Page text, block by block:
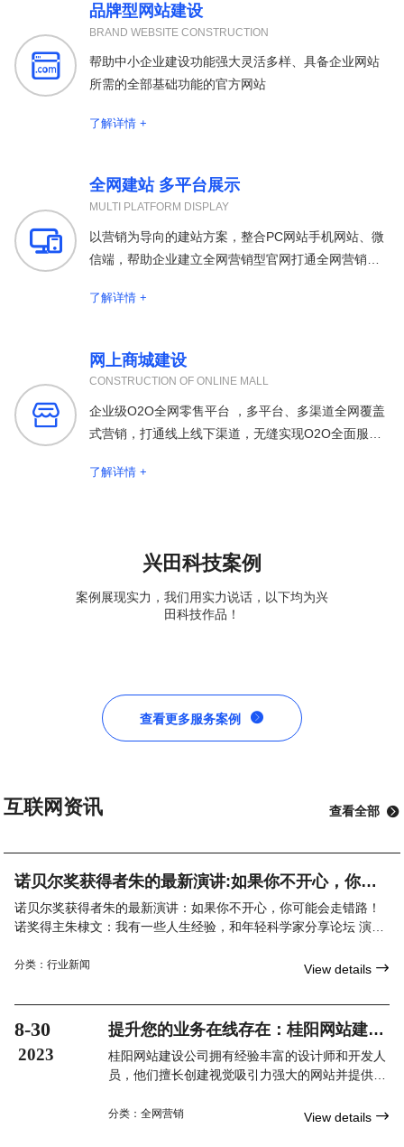

品牌型网站建设
BRAND WEBSITE CONSTRUCTION
帮助中小企业建设功能强大灵活多样、具备企业网站
所需的全部基础功能的官方网站
了解详情 +

全网建站 多平台展示
MULTI PLATFORM DISPLAY
以营销为导向的建站方案，整合PC网站手机网站、微
信端，帮助企业建立全网营销型官网打通全网营销渠
了解详情 +

网上商城建设
CONSTRUCTION OF ONLINE MALL
企业级O2O全网零售平台 ，多平台、多渠道全网覆盖
式营销，打通线上线下渠道，无缝实现O2O全面服务
了解详情 +
兴田科技案例
案例展现实力，我们用实力说话，以下均为兴
田科技作品！
查看更多服务案例 
互联网资讯 查看全部 
诺贝尔奖获得者朱的最新演讲:如果你不开心，你可
能会走错路！
诺贝尔奖获得者朱的最新演讲：如果你不开心，你可能会走错路！
诺奖得主朱棣文：我有一些人生经验，和年轻科学家分享论坛 演讲
分类： 行业新闻 View details 
8-30
2023
提升您的业务在线存在：桂阳网站建设
公司
桂阳网站建设公司拥有经验丰富的设计师和开发人
员，他们擅长创建视觉吸引力强大的网站并提供出
术，确保您的网站与时俱进。
分类： 全网营销 View details 